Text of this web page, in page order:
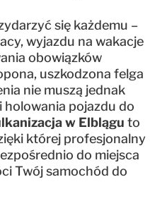
się każdemu –
wyjazdu na wakacje
obowiązków
uszkodzona felga
nie muszą jednak
pojazdu do
w Elblągu to
której profesjonalny
do miejsca
Twój samochód do